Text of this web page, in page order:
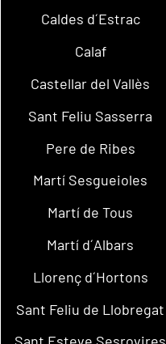
Caldes d´Estrac
Calaf
Castellar del Vallès
Sant Feliu Sasserra
Pere de Ribes
Martí Sesgueioles
Martí de Tous
Martí d´Albars
Llorenç d´Hortons
Sant Feliu de Llobregat